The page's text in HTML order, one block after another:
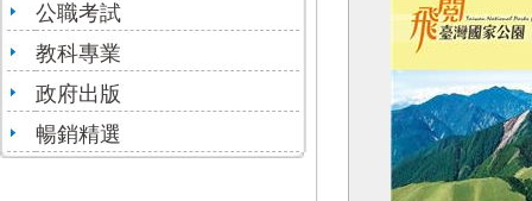
公職考試
教科專業
政府出版
暢銷精選